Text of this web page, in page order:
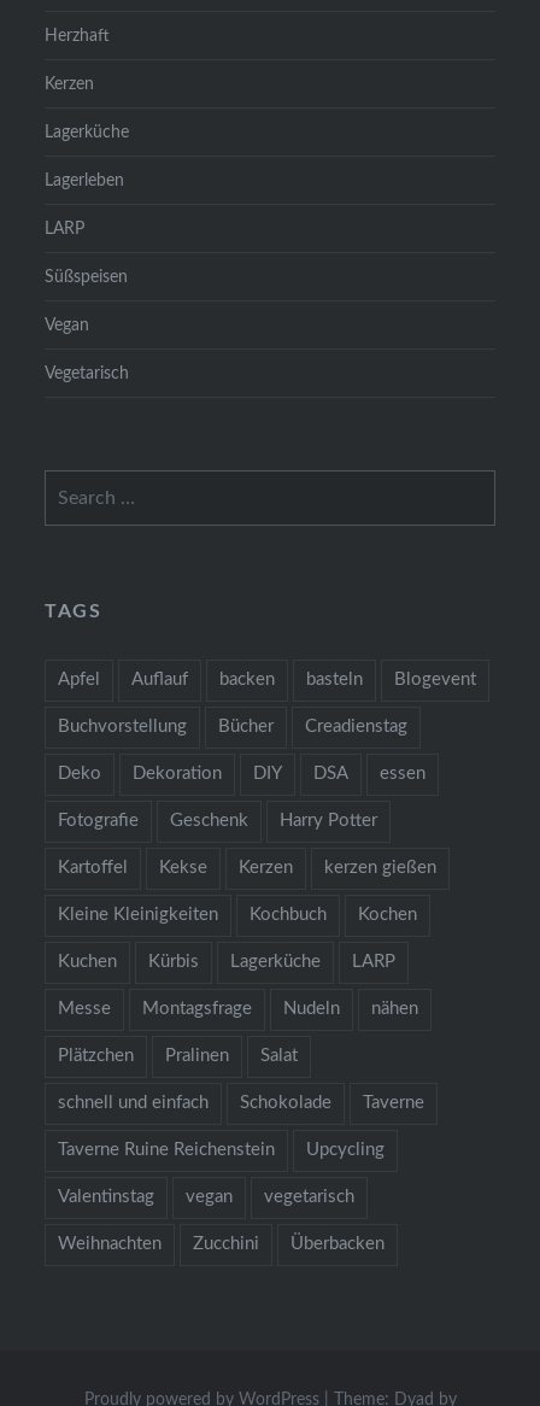
Herzhaft
Kerzen
Lagerküche
Lagerleben
LARP
Süßspeisen
Vegan
Vegetarisch
for:
TAGS
Apfel Auflauf backen basteln Blogevent
Buchvorstellung Bücher Creadienstag
Deko Dekoration DIY DSA essen
Fotografie Geschenk Harry Potter
Kartoffel Kekse Kerzen kerzen gießen
Kleine Kleinigkeiten Kochbuch Kochen
Kuchen Kürbis Lagerküche LARP
Messe Montagsfrage Nudeln nähen
Plätzchen Pralinen Salat
schnell und einfach Schokolade Taverne
Taverne Ruine Reichenstein Upcycling
Valentinstag vegan vegetarisch
Weihnachten Zucchini Überbacken
Proudly powered by WordPress Theme: Dyad by